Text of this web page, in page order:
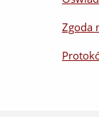
Zgoda